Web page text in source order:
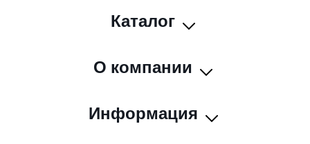
Каталог
О компании
Информация